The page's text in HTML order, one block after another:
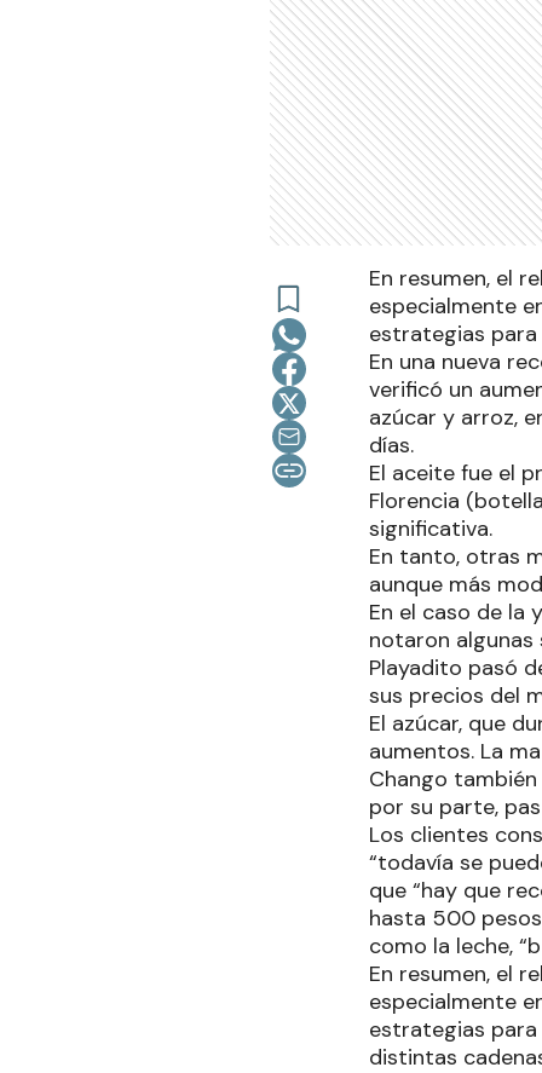
En resumen, el
especialmente
estrategias
En una nueva
verificó un
azúcar y arroz,
días.
El aceite fue el
Florencia
significativa.
En tanto, otras
aunque más
En el caso de la
notaron algunas
Playadito pasó
sus precios del
El azúcar, que
aumentos. La
Chango
por su parte,
Los clientes
“todavía se
que “hay que
hasta 500
como la leche,
En resumen, el
especialmente
estrategias
distintas